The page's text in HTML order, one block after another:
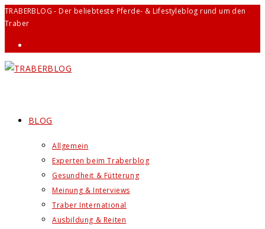
Zum
Inhalt
springen
TRABERBLOG - Der beliebteste Pferde- & Lifestyleblog rund um den
Traber
BLOG
Allgemein
Experten beim Traberblog
Gesundheit & Fütterung
Meinung & Interviews
Traber International
Ausbildung & Reiten